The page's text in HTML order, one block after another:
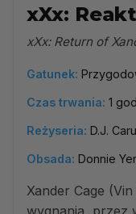
xXx:
xXx: Return of
Gatunek:
Czas trwania: 1
Reżyseria: D.J.
Obsada: Donnie
Xander Cage
wygnania, przez